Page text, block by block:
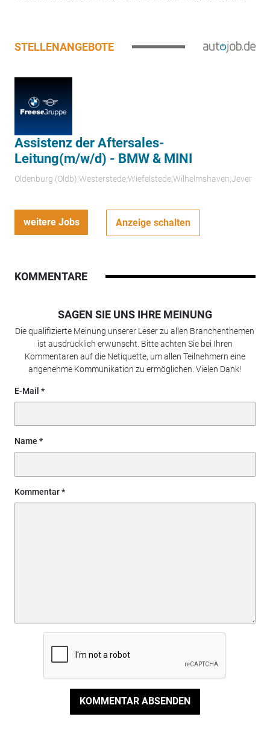
STELLENANGEBOTE
Assistenz der Aftersales-
Leitung(m/w/d) - BMW & MINI
Oldenburg (Oldb);Westerstede;Wiefelstede;Wilhelmshaven;Jever
weitere Jobs Anzeige schalten
KOMMENTARE
SAGEN SIE UNS IHRE MEINUNG
Die qualifizierte Meinung unserer Leser zu allen Branchenthemen
ist ausdrücklich erwünscht. Bitte achten Sie bei Ihren
Kommentaren auf die Netiquette, um allen Teilnehmern eine
angenehme Kommunikation zu ermöglichen. Vielen Dank!
E-Mail
Name
Kommentar
KOMMENTAR ABSENDEN